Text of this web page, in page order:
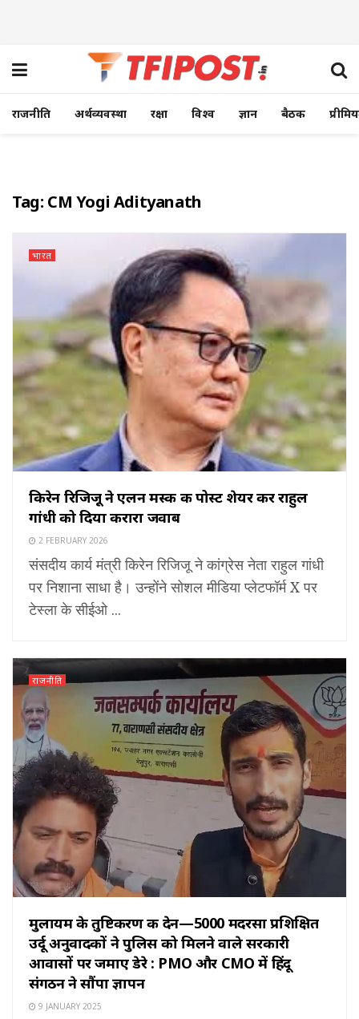
राजनीति अर्थव्यवस्था रक्षा विश्व ज्ञान बैठक
Tag: CM Yogi Adityanath
भारत
किरेन रिजिजू ने एलन मस्क की पोस्ट शेयर कर राहुल
गांधी को दिया करारा जवाब
2 FEBRUARY 2026
संसदीय कार्य मंत्री किरेन रिजिजू ने कांग्रेस नेता राहुल गांधी
पर निशाना साधा है। उन्होंने सोशल मीडिया प्लेटफॉर्म X पर
टेस्ला के सीईओ ...
राजनीति
मुलायम के तुष्टिकरण की देन—5000 मदरसा प्रशिक्षित
उर्दू अनुवादकों ने पुलिस को मिलने वाले सरकारी
आवासों पर जमाए डेरे : PMO और CMO में हिंदू
संगठन ने सौंपा ज्ञापन
9 JANUARY 2025